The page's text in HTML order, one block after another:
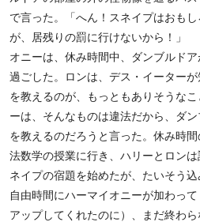
で言った。「へん！スネイプはおも
が、居残りの罰に行けないから！」
オニーは、休み時間中、ダンブルド
過ごした。ロンは、デス・イーター
を教えるのが、もっともありそうな
ーは、そんなものは違法だから、ダ
を教えるのだろうと言った。休み時
法数学の授業に行き、ハリーとロン
ネイプの宿題を始めたが、たいそう
自由時間にハーマイオニーが加わっ
アップしてくれたのに）、まだ終わ